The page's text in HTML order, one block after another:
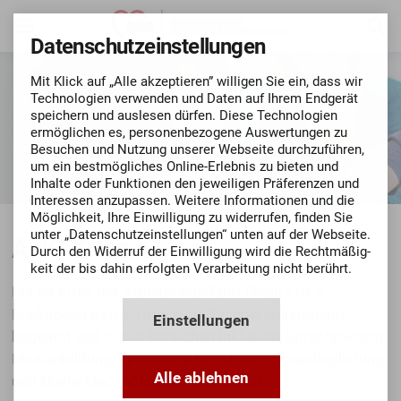
AWO Kitas
Die 54 Kitas der Arbeiterwohlfahrt Rhein-Erft &
Euskirchen werden durch ein Fachberatungsteam
begleitet und in den Bereichen Inklusion, Sprachbildung,
Medienbildung, besondere Begabung, Trauerbegleitung
und Marte Meo individuell unterstützt.
Datenschutz­einstellungen
Mit Klick auf „Alle akzeptieren” willigen Sie ein, dass wir
Techno­logien verwenden und Daten auf Ihrem Endgerät
speichern und auslesen dürfen. Diese Techno­logien
ermög­lichen es, personen­bezo­gene Aus­wertungen zu
Besuchen und Nutzung unserer Webseite durch­zu­führen,
um ein bestmögli­ches Online-Erlebnis zu bieten und
Inhalte oder Funktionen den jeweiligen Präferenzen und
Inte­ressen anzupassen. Weitere Informationen und die
Mög­lich­keit, Ihre Ein­willigung zu widerrufen, finden Sie
unter „Datenschutz­einstellungen“ unten auf der Webseite.
Durch den Widerruf der Ein­willigung wird die Recht­mäßig­
keit der bis dahin erfolgten Verarbeitung nicht berührt.
Alle ablehnen
Einstellungen